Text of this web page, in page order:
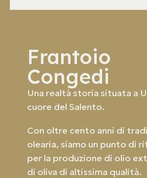
Frantoio
Congedi
Una realtà storia situata a
cuore del Salento.
Con oltre cento anni di
olearia, siamo un punto di
per la produzione di olio
di oliva di altissima qualità.